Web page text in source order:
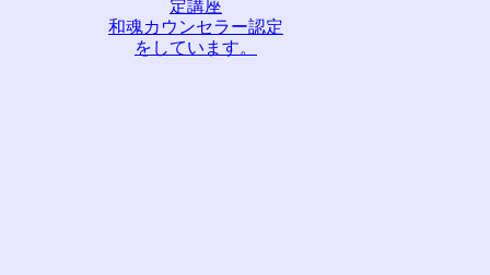
和魂カウンセラー認定
をしています。